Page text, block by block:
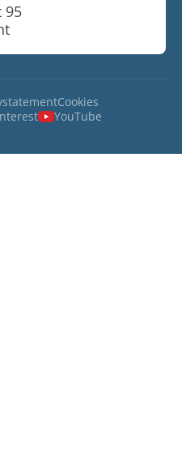
95
Cookies
YouTube